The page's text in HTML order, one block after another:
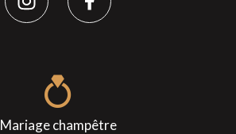
Mariage champêtre